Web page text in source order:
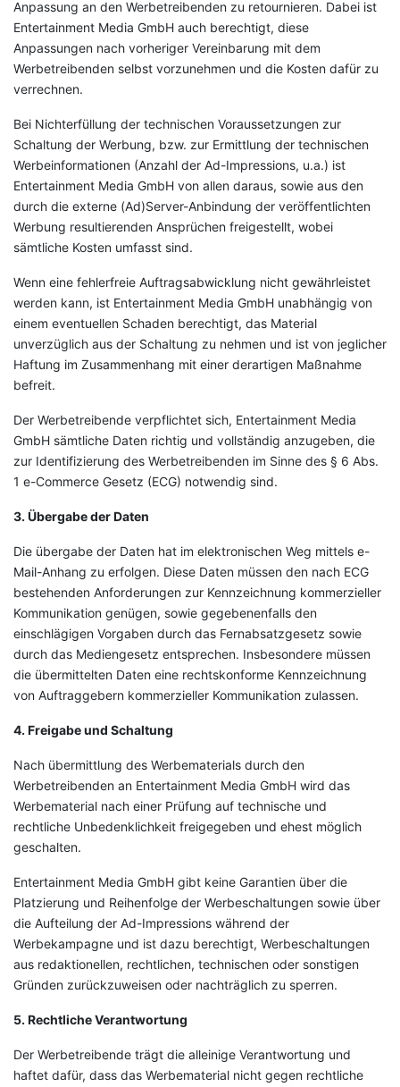
Anpassung an den Werbetreibenden zu retournieren. Dabei ist
Entertainment Media GmbH auch berechtigt, diese
Anpassungen nach vorheriger Vereinbarung mit dem
Werbetreibenden selbst vorzunehmen und die Kosten dafür zu
verrechnen.
Bei Nichterfüllung der technischen Voraussetzungen zur
Schaltung der Werbung, bzw. zur Ermittlung der technischen
Werbeinformationen (Anzahl der Ad-Impressions, u.a.) ist
Entertainment Media GmbH von allen daraus, sowie aus den
durch die externe (Ad)Server-Anbindung der veröffentlichten
Werbung resultierenden Ansprüchen freigestellt, wobei
sämtliche Kosten umfasst sind.
Wenn eine fehlerfreie Auftragsabwicklung nicht gewährleistet
werden kann, ist Entertainment Media GmbH unabhängig von
einem eventuellen Schaden berechtigt, das Material
unverzüglich aus der Schaltung zu nehmen und ist von jeglicher
Haftung im Zusammenhang mit einer derartigen Maßnahme
befreit.
Der Werbetreibende verpflichtet sich, Entertainment Media
GmbH sämtliche Daten richtig und vollständig anzugeben, die
zur Identifizierung des Werbetreibenden im Sinne des § 6 Abs.
1 e-Commerce Gesetz (ECG) notwendig sind.
3. Übergabe der Daten
Die übergabe der Daten hat im elektronischen Weg mittels e-
Mail-Anhang zu erfolgen. Diese Daten müssen den nach ECG
bestehenden Anforderungen zur Kennzeichnung kommerzieller
Kommunikation genügen, sowie gegebenenfalls den
einschlägigen Vorgaben durch das Fernabsatzgesetz sowie
durch das Mediengesetz entsprechen. Insbesondere müssen
die übermittelten Daten eine rechtskonforme Kennzeichnung
von Auftraggebern kommerzieller Kommunikation zulassen.
4. Freigabe und Schaltung
Nach übermittlung des Werbematerials durch den
Werbetreibenden an Entertainment Media GmbH wird das
Werbematerial nach einer Prüfung auf technische und
rechtliche Unbedenklichkeit freigegeben und ehest möglich
geschalten.
Entertainment Media GmbH gibt keine Garantien über die
Platzierung und Reihenfolge der Werbeschaltungen sowie über
die Aufteilung der Ad-Impressions während der
Werbekampagne und ist dazu berechtigt, Werbeschaltungen
aus redaktionellen, rechtlichen, technischen oder sonstigen
Gründen zurückzuweisen oder nachträglich zu sperren.
5. Rechtliche Verantwortung
Der Werbetreibende trägt die alleinige Verantwortung und
haftet dafür, dass das Werbematerial nicht gegen rechtliche